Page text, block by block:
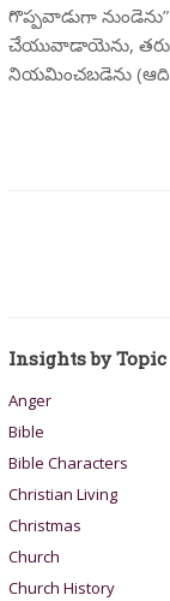
గొప్పవాడుగా
చేయువాడాయెను,
నియమించబడెను
Insights by Topic
Anger
Bible
Bible Characters
Christian Living
Christmas
Church
Church History